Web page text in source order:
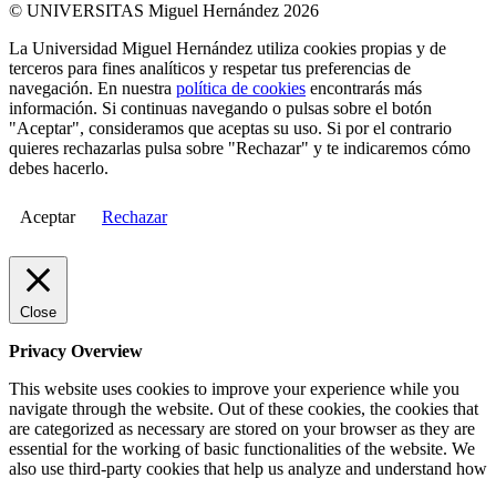
© UNIVERSITAS Miguel Hernández 2026
La Universidad Miguel Hernández utiliza cookies propias y de
terceros para fines analíticos y respetar tus preferencias de
navegación. En nuestra política de cookies encontrarás más
información. Si continuas navegando o pulsas sobre el botón
"Aceptar", consideramos que aceptas su uso. Si por el contrario
quieres rechazarlas pulsa sobre "Rechazar" y te indicaremos cómo
debes hacerlo.
Aceptar Rechazar
Close
Privacy Overview
This website uses cookies to improve your experience while you
navigate through the website. Out of these cookies, the cookies that
are categorized as necessary are stored on your browser as they are
essential for the working of basic functionalities of the website. We
also use third-party cookies that help us analyze and understand how